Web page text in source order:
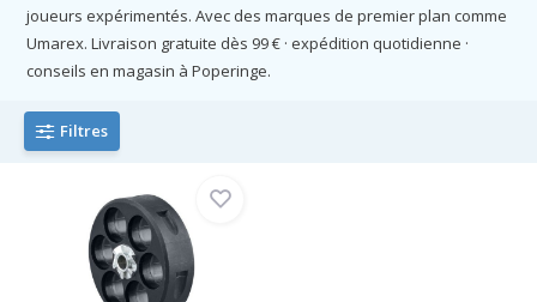
joueurs expérimentés. Avec des marques de premier plan comme
Umarex. Livraison gratuite dès 99 € · expédition quotidienne ·
conseils en magasin à Poperinge.
Filtres